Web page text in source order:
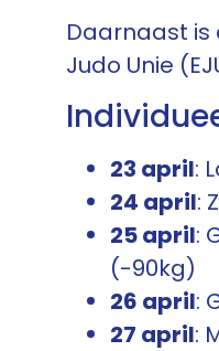
Daarnaast is
Judo Unie
23 april:
24 april:
25 april:
(-90kg)
26 april:
27 april: